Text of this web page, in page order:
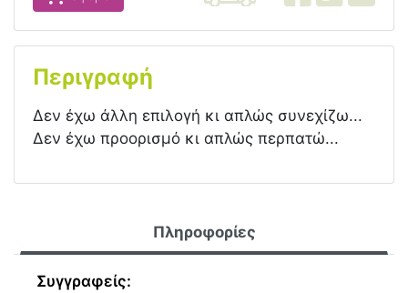
Περιγραφή
Δεν έχω άλλη επιλογή κι απλώς συνεχίζω...
Δεν έχω προορισμό κι απλώς περπατώ...
Πληροφορίες
Συγγραφείς: